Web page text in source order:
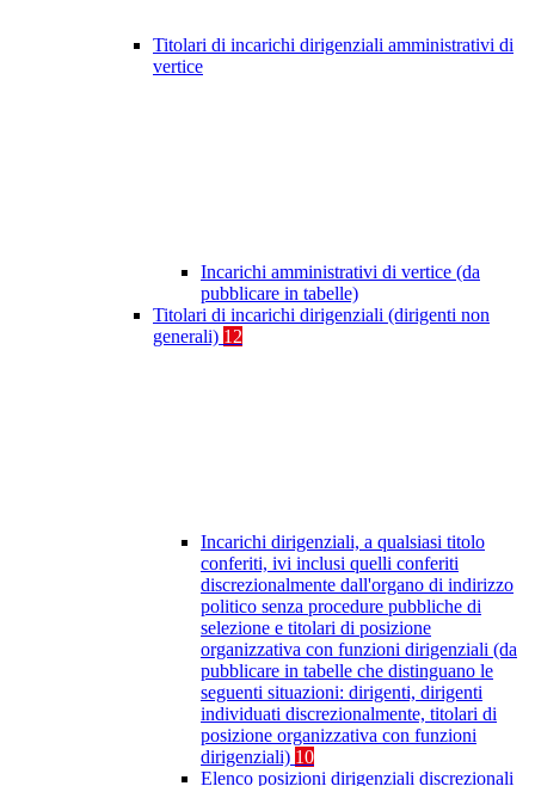
Titolari di incarichi dirigenziali amministrativi di
vertice
Incarichi amministrativi di vertice (da
pubblicare in tabelle)
Titolari di incarichi dirigenziali (dirigenti non
generali) 12
Incarichi dirigenziali, a qualsiasi titolo
conferiti, ivi inclusi quelli conferiti
discrezionalmente dall'organo di indirizzo
politico senza procedure pubbliche di
selezione e titolari di posizione
organizzativa con funzioni dirigenziali (da
pubblicare in tabelle che distinguano le
seguenti situazioni: dirigenti, dirigenti
individuati discrezionalmente, titolari di
posizione organizzativa con funzioni
dirigenziali) 10
Elenco posizioni dirigenziali discrezionali